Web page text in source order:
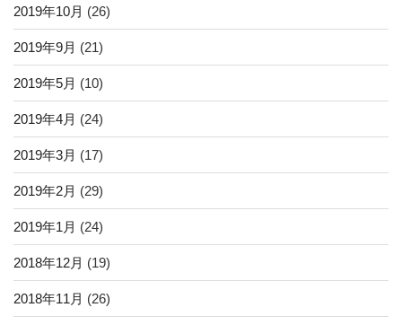
2019年10月 (26)
2019年9月 (21)
2019年5月 (10)
2019年4月 (24)
2019年3月 (17)
2019年2月 (29)
2019年1月 (24)
2018年12月 (19)
2018年11月 (26)